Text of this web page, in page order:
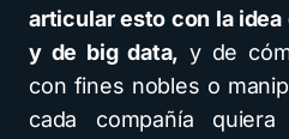
articular esto con la
y de big data, y de
con fines nobles o
cada compañía